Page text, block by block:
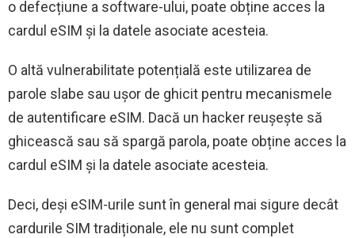
o defecțiune a software-ului, poate obține acces la
cardul eSIM și la datele asociate acesteia.
O altă vulnerabilitate potențială este utilizarea de
parole slabe sau ușor de ghicit pentru mecanismele
de autentificare eSIM. Dacă un hacker reușește să
ghicească sau să spargă parola, poate obține acces la
cardul eSIM și la datele asociate acesteia.
Deci, deși eSIM-urile sunt în general mai sigure decât
cardurile SIM tradiționale, ele nu sunt complet